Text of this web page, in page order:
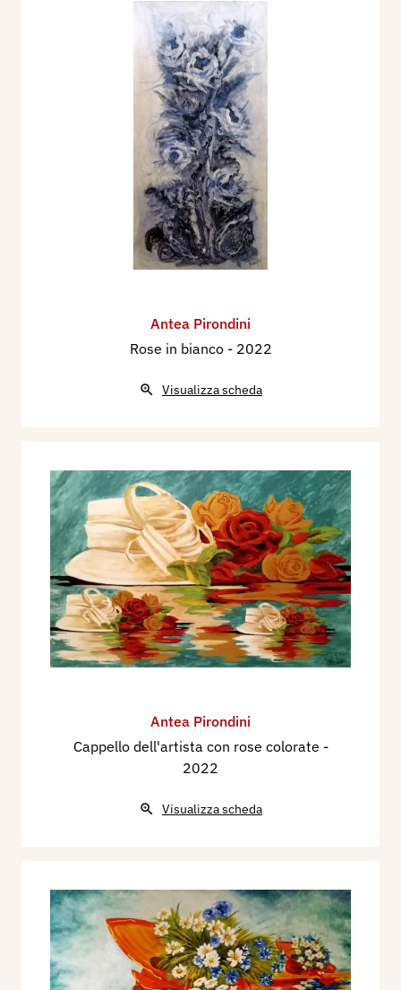
Antea Pirondini
Rose in bianco - 2022
Visualizza scheda
Antea Pirondini
Cappello dell'artista con rose colorate -
2022
Visualizza scheda